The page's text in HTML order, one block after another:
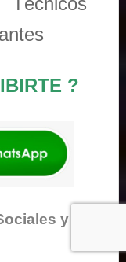
?
y